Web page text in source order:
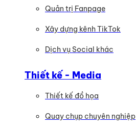
Quản trị Fanpage
Xây dựng kênh TikTok
Dịch vụ Social khác
Thiết kế - Media
Thiết kế đồ họa
Quay chụp chuyên nghiệp